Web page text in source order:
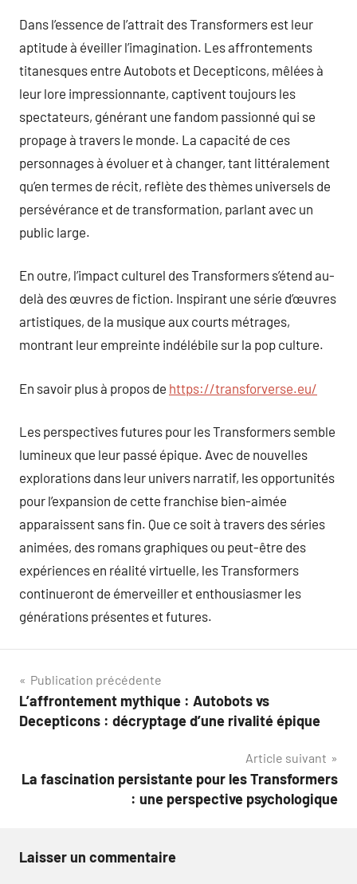
Dans l’essence de l’attrait des Transformers est leur
aptitude à éveiller l’imagination. Les affrontements
titanesques entre Autobots et Decepticons, mêlées à
leur lore impressionnante, captivent toujours les
spectateurs, générant une fandom passionné qui se
propage à travers le monde. La capacité de ces
personnages à évoluer et à changer, tant littéralement
qu’en termes de récit, reflète des thèmes universels de
persévérance et de transformation, parlant avec un
public large.
En outre, l’impact culturel des Transformers s’étend au-
delà des œuvres de fiction. Inspirant une série d’œuvres
artistiques, de la musique aux courts métrages,
montrant leur empreinte indélébile sur la pop culture.
En savoir plus à propos de https://transforverse.eu/
Les perspectives futures pour les Transformers semble
lumineux que leur passé épique. Avec de nouvelles
explorations dans leur univers narratif, les opportunités
pour l’expansion de cette franchise bien-aimée
apparaissent sans fin. Que ce soit à travers des séries
animées, des romans graphiques ou peut-être des
expériences en réalité virtuelle, les Transformers
continueront de émerveiller et enthousiasmer les
générations présentes et futures.
Navigation
de
Publication précédente
L’affrontement mythique : Autobots vs
Decepticons : décryptage d’une rivalité épique
Article suivant
La fascination persistante pour les Transformers
: une perspective psychologique
Laisser un commentaire